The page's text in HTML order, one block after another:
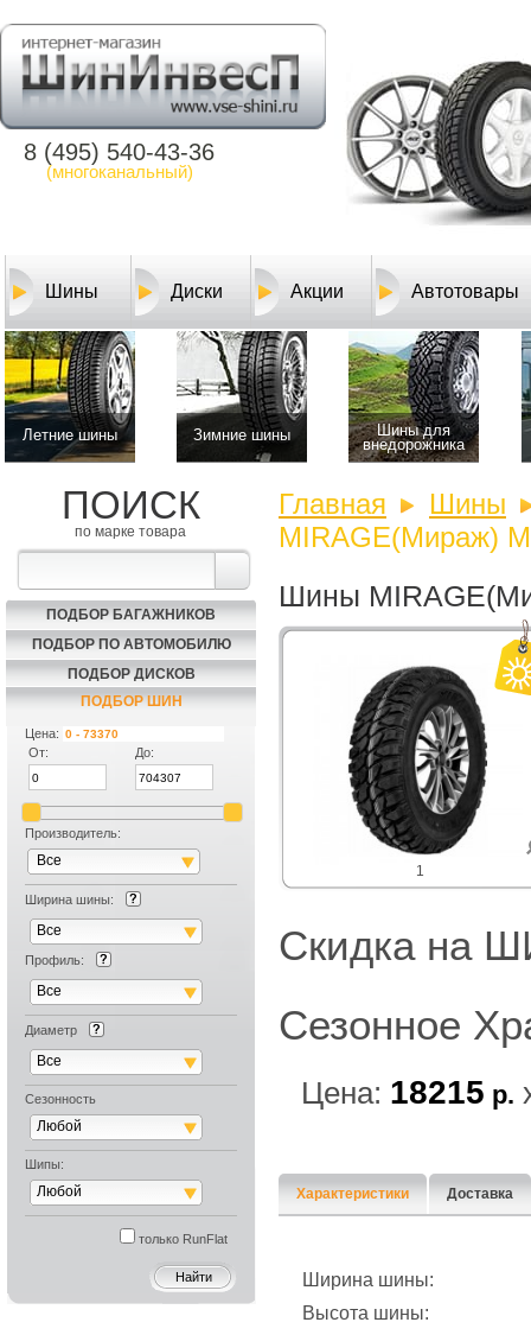
8 (495) 540-43-36
(многоканальный)
Шины Диски Акции Автотовары
Летние шины Зимние шины
Шины для
внедорожника
ПОИСК
по марке товара
ПОДБОР БАГАЖНИКОВ
ПОДБОР ПО АВТОМОБИЛЮ
ПОДБОР ДИСКОВ
ПОДБОР ШИН
Цена:
От:
До:
Производитель:
Все
Ширина шины:
Все
Профиль:
Все
Диаметр
Все
Сезонность
Любой
Шипы:
Любой
только RunFlat
Главная
Шины
MIRAGE(Мираж)
Шины
1
Скидка на
Сезонное
Цена: 18215 р.
Характеристики Доставка
Ширина шины:
Высота шины: